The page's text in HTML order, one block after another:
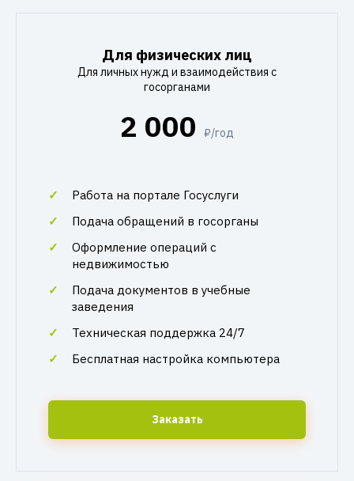
Для физических лиц
Для личных нужд и взаимодействия с
госорганами
2 000 ₽/год
Работа на портале Госуслуги
Подача обращений в госорганы
Оформление операций с
недвижимостью
Подача документов в учебные
заведения
Техническая поддержка 24/7
Бесплатная настройка компьютера
Заказать